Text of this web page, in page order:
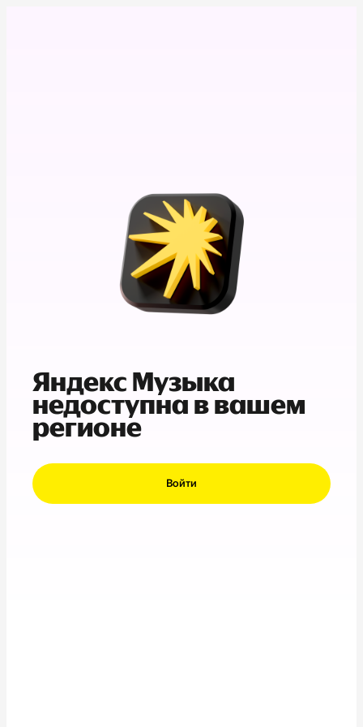
Яндекс Музыка
недоступна в вашем
регионе
Войти